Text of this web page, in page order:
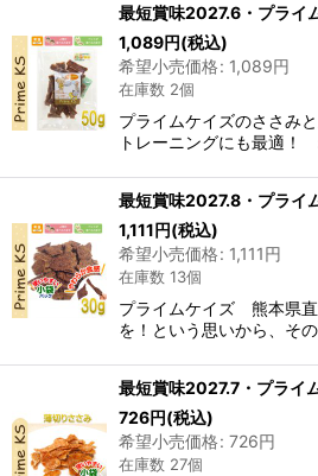
最短賞味2027.6・プライ
1,089円(税込)
希望小売価格: 1,089円
在庫数 2個
プライムケイズのささみ
トレーニングにも最適
最短賞味2027.8・プライ
1,111円(税込)
希望小売価格: 1,111円
在庫数 13個
プライムケイズ 熊本県直
を！という思いから、そ
最短賞味2027.7・プライ
726円(税込)
希望小売価格: 726円
在庫数 27個